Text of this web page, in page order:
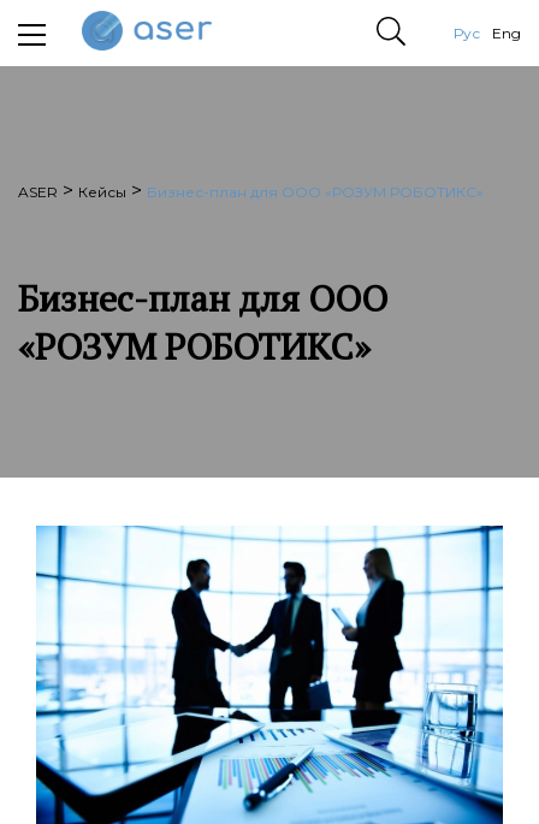
Рус Eng
ASER > Кейсы > Бизнес-план для ООО «РОЗУМ РОБОТИКС»
Бизнес-план для ООО
«РОЗУМ РОБОТИКС»